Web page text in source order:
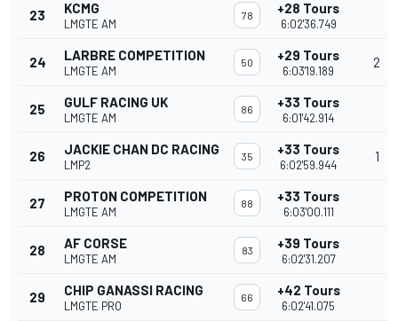
23 KCMG
LMGTE AM
78 +28 Tours
6:02'36.749
24 LARBRE COMPETITION
LMGTE AM
50 +29 Tours
6:03'19.189
2
25 GULF RACING UK
LMGTE AM
86 +33 Tours
6:01'42.914
26 JACKIE CHAN DC RACING
LMP2
35 +33 Tours
6:02'59.944
1
27 PROTON COMPETITION
LMGTE AM
88 +33 Tours
6:03'00.111
28 AF CORSE
LMGTE AM
83 +39 Tours
6:02'31.207
29 CHIP GANASSI RACING
LMGTE PRO
66 +42 Tours
6:02'41.075